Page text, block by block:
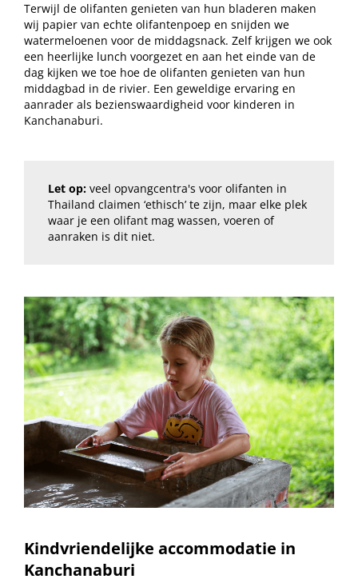
Terwijl de olifanten genieten van hun bladeren maken
wij papier van echte olifantenpoep en snijden we
watermeloenen voor de middagsnack. Zelf krijgen we ook
een heerlijke lunch voorgezet en aan het einde van de
dag kijken we toe hoe de olifanten genieten van hun
middagbad in de rivier. Een geweldige ervaring en
aanrader als bezienswaardigheid voor kinderen in
Kanchanaburi.
Let op: veel opvangcentra's voor olifanten in
Thailand claimen ‘ethisch’ te zijn, maar elke plek
waar je een olifant mag wassen, voeren of
aanraken is dit niet.
Kindvriendelijke accommodatie in
Kanchanaburi